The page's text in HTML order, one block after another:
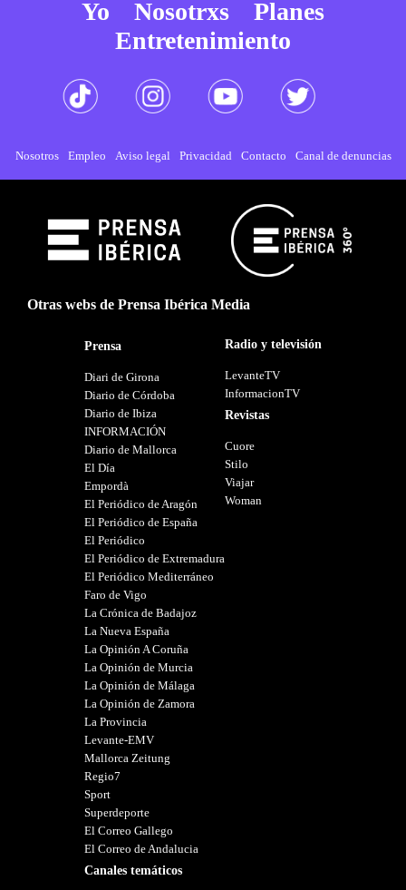
Yo Nosotrxs
Planes
Entretenimiento
Nosotros Empleo Aviso legal Privacidad Contacto Canal de denuncias
Otras webs de Prensa Ibérica Media
Prensa
Diari de Girona
Diario de Córdoba
Diario de Ibiza
INFORMACIÓN
Diario de Mallorca
El Día
Empordà
El Periódico de Aragón
El Periódico de España
El Periódico
El Periódico de Extremadura
El Periódico Mediterráneo
Faro de Vigo
La Crónica de Badajoz
La Nueva España
La Opinión A Coruña
La Opinión de Murcia
La Opinión de Málaga
La Opinión de Zamora
La Provincia
Levante-EMV
Mallorca Zeitung
Regio7
Sport
Superdeporte
El Correo Gallego
El Correo de Andalucia
Canales temáticos
Radio y televisión
LevanteTV
InformacionTV
Revistas
Cuore
Stilo
Viajar
Woman